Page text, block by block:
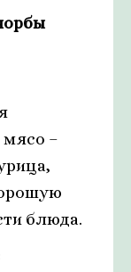
мясо –
блюда.